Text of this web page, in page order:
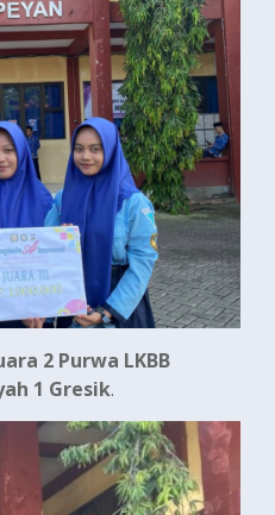
2 Purwa LKBB
1 Gresik.